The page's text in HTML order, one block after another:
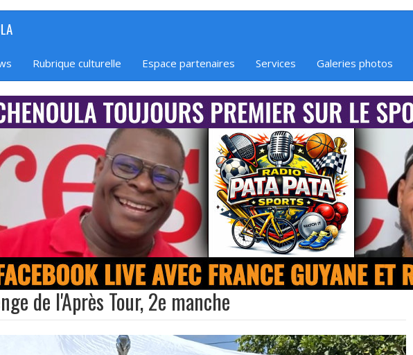
Rubrique culturelle Espace partenaires Services Galeries photos
de l'Après Tour, 2e manche